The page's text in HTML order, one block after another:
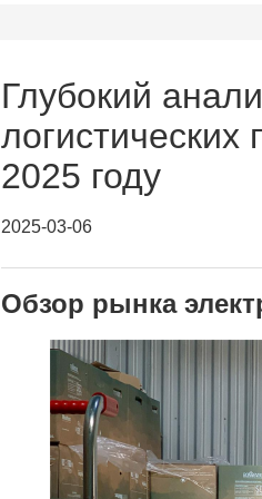
Глубокий
2025 году
2025-03-06
Обзор рынка